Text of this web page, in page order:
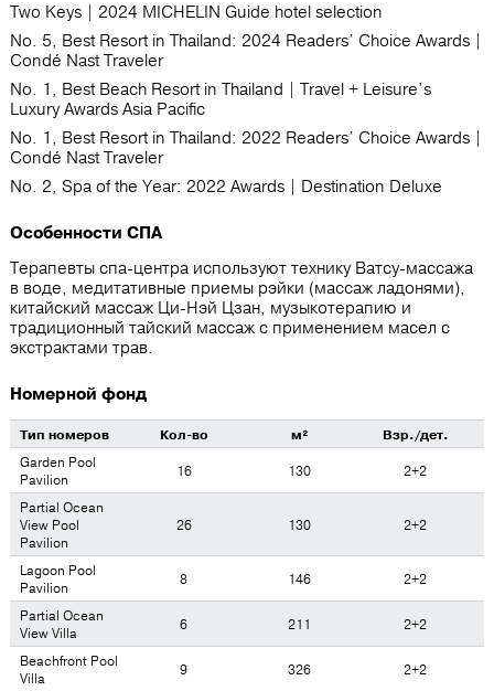
Two Keys | 2024 MICHELIN Guide hotel selection
No. 5, Best Resort in Thailand: 2024 Readers’ Choice Awards |
Condé Nast Traveler
No. 1, Best Beach Resort in Thailand | Travel + Leisure’s
Luxury Awards Asia Pacific
No. 1, Best Resort in Thailand: 2022 Readers’ Choice Awards |
Condé Nast Traveler
No. 2, Spa of the Year: 2022 Awards | Destination Deluxe
Особенности СПА
Терапевты спа-центра используют технику Ватсу-массажа
в воде, медитативные приемы рэйки (массаж ладонями),
китайский массаж Ци-Нэй Цзан, музыкотерапию и
традиционный тайский массаж с применением масел с
экстрактами трав.
Номерной фонд
Тип номеров Кол-во м²
Взр./дет.
Garden Pool
Pavilion
16 130 2+2
Partial Ocean
View Pool
Pavilion
26 130 2+2
Lagoon Pool
Pavilion
8 146 2+2
Partial Ocean
View Villa
6 211 2+2
Beachfront Pool
Villa
9 326 2+2